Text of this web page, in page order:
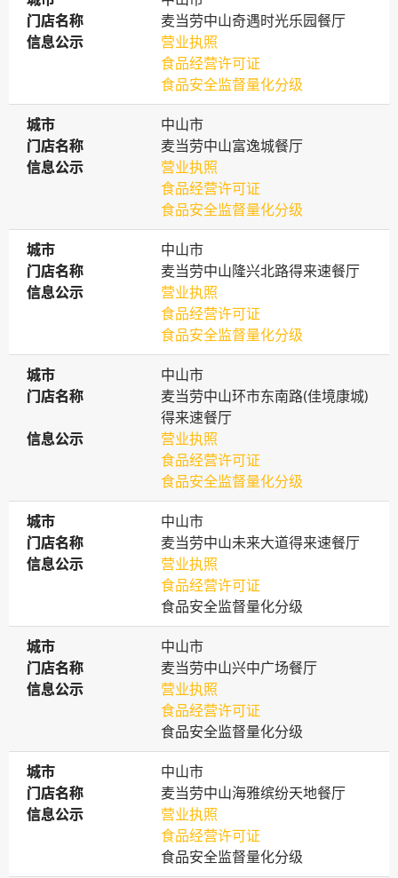
门店名称
门店名称
麦当劳中山奇遇时光乐园餐厅
信息公示
信息公示
营业执照
食品经营许可证
食品安全监督量化分级
城市
城市
中山市
门店名称
门店名称
麦当劳中山富逸城餐厅
信息公示
信息公示
营业执照
食品经营许可证
食品安全监督量化分级
城市
城市
中山市
门店名称
门店名称
麦当劳中山隆兴北路得来速餐厅
信息公示
信息公示
营业执照
食品经营许可证
食品安全监督量化分级
城市
城市
中山市
门店名称
门店名称
麦当劳中山环市东南路(佳境康城)
得来速餐厅
信息公示
信息公示
营业执照
食品经营许可证
食品安全监督量化分级
城市
城市
中山市
门店名称
门店名称
麦当劳中山未来大道得来速餐厅
信息公示
信息公示
营业执照
食品经营许可证
食品安全监督量化分级
城市
城市
中山市
门店名称
门店名称
麦当劳中山兴中广场餐厅
信息公示
信息公示
营业执照
食品经营许可证
食品安全监督量化分级
城市
城市
中山市
门店名称
门店名称
麦当劳中山海雅缤纷天地餐厅
信息公示
信息公示
营业执照
食品经营许可证
食品安全监督量化分级